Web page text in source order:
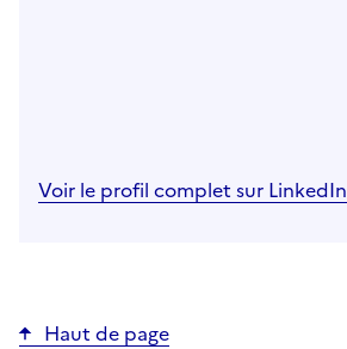
Voir le profil complet sur LinkedIn
Haut de page